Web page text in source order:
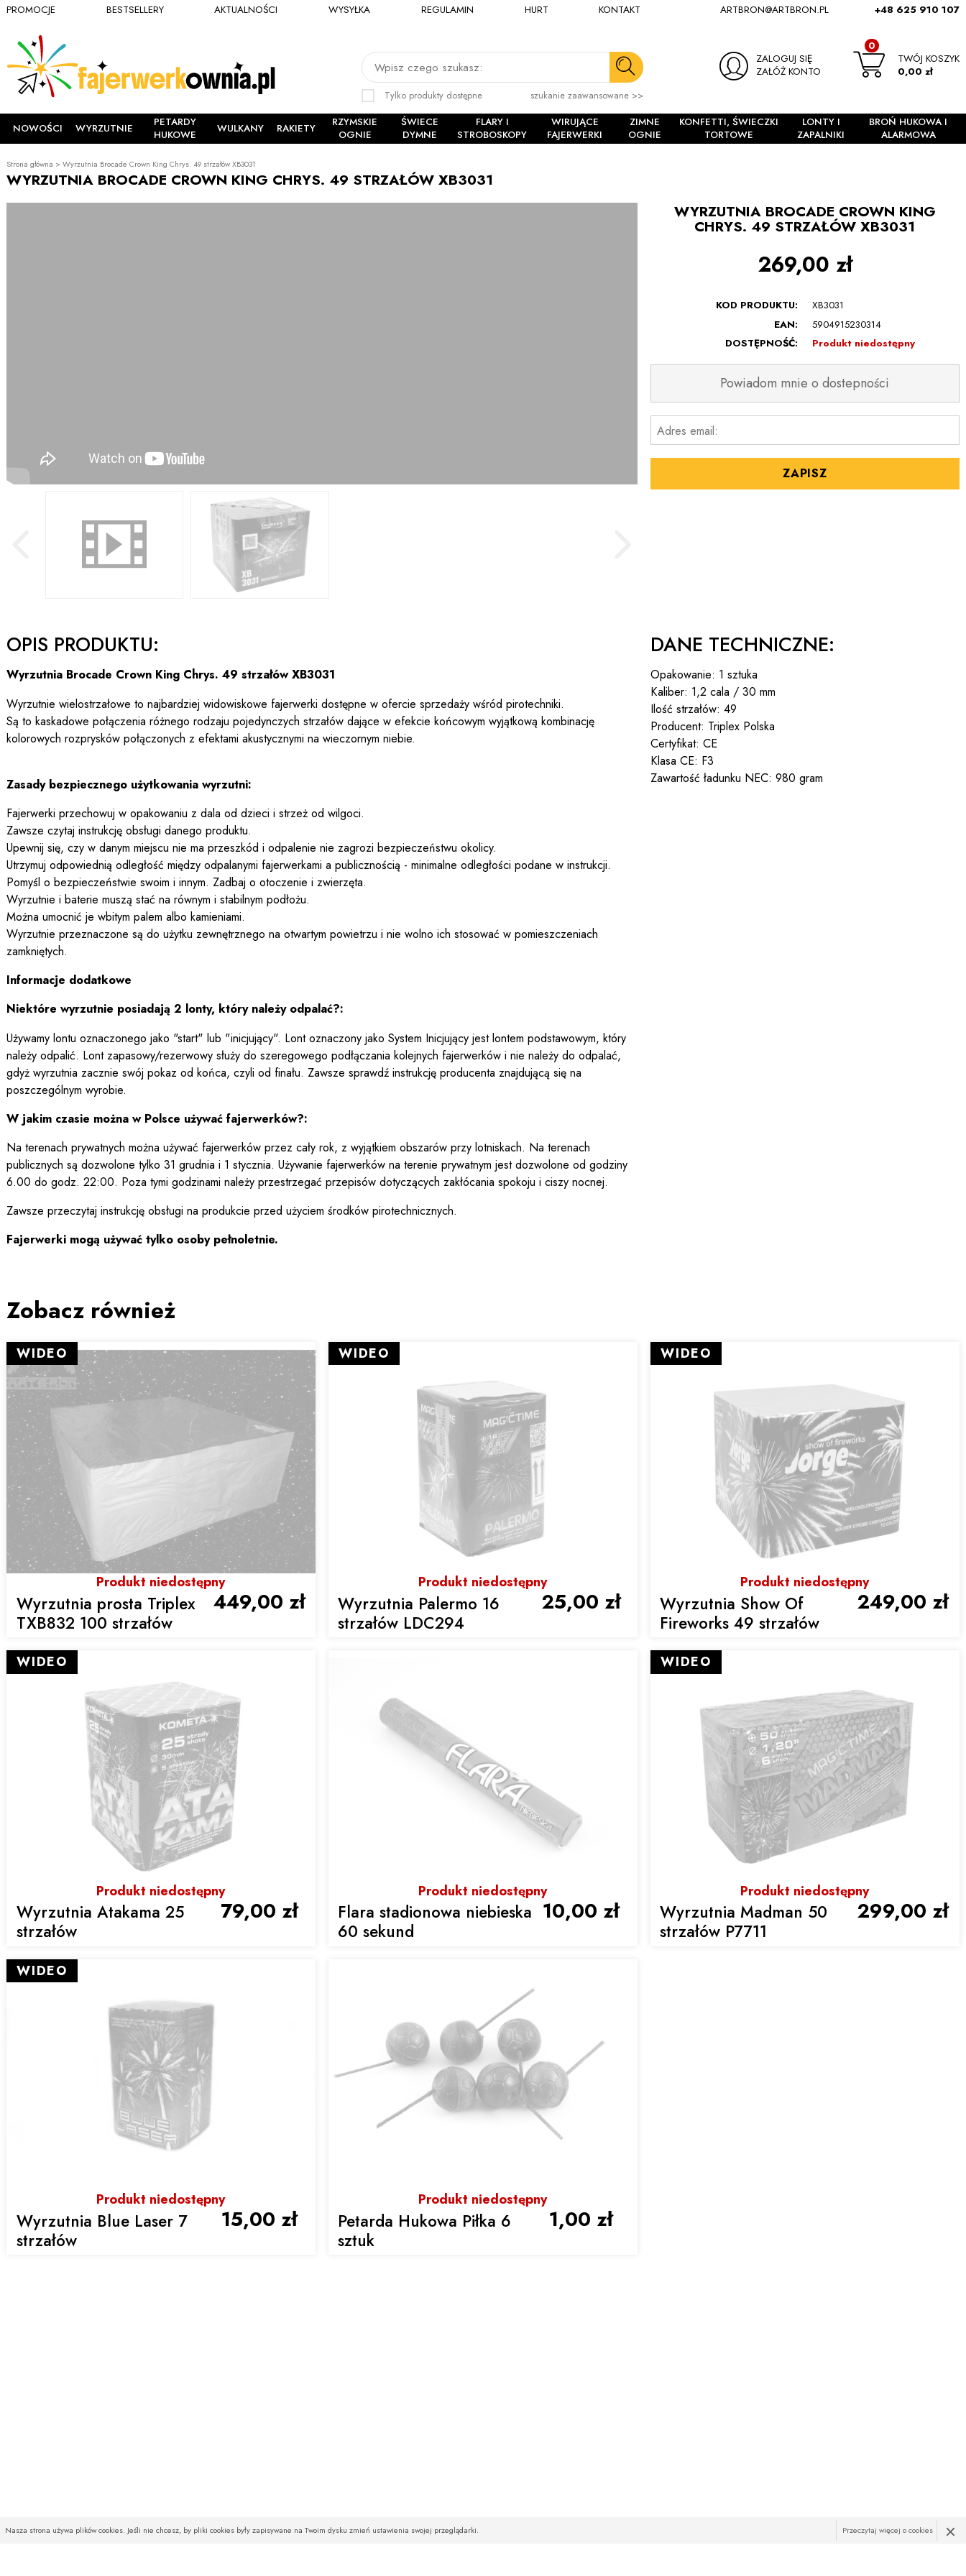
ARTBRON@ARTBRON.PL +48 625 910 107
Wpisz czego szukasz:
Tylko produkty dostępne szukanie zaawansowane >>
ZALOGUJ SIĘ
ZAŁÓŻ KONTO
TWÓJ KOSZYK
0
0,00 zł
PROMOCJE BESTSELLERY AKTUALNOŚCI WYSYŁKA REGULAMIN HURT KONTAKT
NOWOŚCI WYRZUTNIE
PETARDY
HUKOWE
WULKANY RAKIETY
RZYMSKIE
OGNIE
ŚWIECE
DYMNE
FLARY I
STROBOSKOPY
WIRUJĄCE
FAJERWERKI
ZIMNE
OGNIE
KONFETTI, ŚWIECZKI
TORTOWE
LONTY I
ZAPALNIKI
BROŃ HUKOWA I
ALARMOWA
Strona główna >Wyrzutnia Brocade Crown King Chrys. 49 strzałów XB3031
WYRZUTNIA BROCADE CROWN KING CHRYS. 49 STRZAŁÓW XB3031
WYRZUTNIA BROCADE CROWN KING
CHRYS. 49 STRZAŁÓW XB3031
269,00 zł
KOD PRODUKTU:
XB3031
EAN:
5904915230314
DOSTĘPNOŚĆ:
Produkt niedostępny
Powiadom mnie o dostepności
Adres email:
ZAPISZ
OPIS PRODUKTU:
Wyrzutnia Brocade Crown King Chrys. 49 strzałów XB3031
Wyrzutnie wielostrzałowe to najbardziej widowiskowe fajerwerki dostępne w ofercie sprzedaży wśród pirotechniki.
Są to kaskadowe połączenia różnego rodzaju pojedynczych strzałów dające w efekcie końcowym wyjątkową kombinację
kolorowych rozprysków połączonych z efektami akustycznymi na wieczornym niebie.
Zasady bezpiecznego użytkowania wyrzutni:
Fajerwerki przechowuj w opakowaniu z dala od dzieci i strzeż od wilgoci.
Zawsze czytaj instrukcję obsługi danego produktu.
Upewnij się, czy w danym miejscu nie ma przeszkód i odpalenie nie zagrozi bezpieczeństwu okolicy.
Utrzymuj odpowiednią odległość między odpalanymi fajerwerkami a publicznością - minimalne odległości podane w instrukcji.
Pomyśl o bezpieczeństwie swoim i innym. Zadbaj o otoczenie i zwierzęta.
Wyrzutnie i baterie muszą stać na równym i stabilnym podłożu.
Można umocnić je wbitym palem albo kamieniami.
Wyrzutnie przeznaczone są do użytku zewnętrznego na otwartym powietrzu i nie wolno ich stosować w pomieszczeniach
zamkniętych.
Informacje dodatkowe
Niektóre wyrzutnie posiadają 2 lonty, który należy odpalać?:
Używamy lontu oznaczonego jako "start" lub "inicjujący". Lont oznaczony jako System Inicjujący jest lontem podstawowym, który
należy odpalić. Lont zapasowy/rezerwowy służy do szeregowego podłączania kolejnych fajerwerków i nie należy do odpalać,
gdyż wyrzutnia zacznie swój pokaz od końca, czyli od finału. Zawsze sprawdź instrukcję producenta znajdującą się na
poszczególnym wyrobie.
W jakim czasie można w Polsce używać fajerwerków?:
Na terenach prywatnych można używać fajerwerków przez cały rok, z wyjątkiem obszarów przy lotniskach. Na terenach
publicznych są dozwolone tylko 31 grudnia i 1 stycznia. Używanie fajerwerków na terenie prywatnym jest dozwolone od godziny
6.00 do godz. 22:00. Poza tymi godzinami należy przestrzegać przepisów dotyczących zakłócania spokoju i ciszy nocnej.
Zawsze przeczytaj instrukcję obsługi na produkcie przed użyciem środków pirotechnicznych.
Fajerwerki mogą używać tylko osoby pełnoletnie.
DANE TECHNICZNE:
Opakowanie: 1 sztuka
Kaliber: 1,2 cala / 30 mm
Ilość strzałów: 49
Producent: Triplex Polska
Certyfikat: CE
Klasa CE: F3
Zawartość ładunku NEC: 980 gram
Zobacz również
Produkt niedostępny
Wyrzutnia prosta Triplex
TXB832 100 strzałów
449,00 zł
WIDEO
Produkt niedostępny
Wyrzutnia Palermo 16
strzałów LDC294
25,00 zł
WIDEO
Produkt niedostępny
Wyrzutnia Show Of
Fireworks 49 strzałów
249,00 zł
WIDEO
Produkt niedostępny
Wyrzutnia Atakama 25
strzałów
79,00 zł
WIDEO
Produkt niedostępny
Flara stadionowa niebieska
60 sekund
10,00 zł
Produkt niedostępny
Wyrzutnia Madman 50
strzałów P7711
299,00 zł
WIDEO
Produkt niedostępny
Wyrzutnia Blue Laser 7
strzałów
15,00 zł
WIDEO
Produkt niedostępny
Petarda Hukowa Piłka 6
sztuk
1,00 zł
Nasza strona używa plików cookies. Jeśli nie chcesz, by pliki cookies były zapisywane na Twoim dysku zmień ustawienia swojej przeglądarki. ×
Przeczytaj więcej o cookies